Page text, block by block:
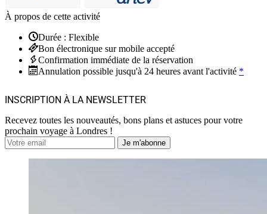
À propos de cette activité
Durée : Flexible
Bon électronique sur mobile accepté
Confirmation immédiate de la réservation
Annulation possible jusqu'à 24 heures avant l'activité *
INSCRIPTION À LA NEWSLETTER
Recevez toutes les nouveautés, bons plans et astuces pour votre
prochain voyage à Londres !
Je m'abonne